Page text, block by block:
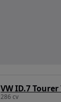
VW ID.7
286 cv